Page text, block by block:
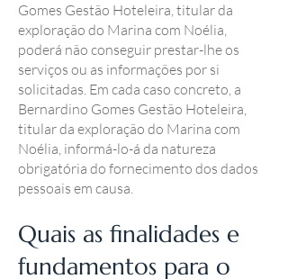
Gomes Gestão Hoteleira, titular da
exploração do Marina com Noélia,
poderá não conseguir prestar-lhe os
serviços ou as informações por si
solicitadas. Em cada caso concreto, a
Bernardino Gomes Gestão Hoteleira,
titular da exploração do Marina com
Noélia, informá-lo-á da natureza
obrigatória do fornecimento dos dados
pessoais em causa.
Quais as finalidades e
fundamentos para o